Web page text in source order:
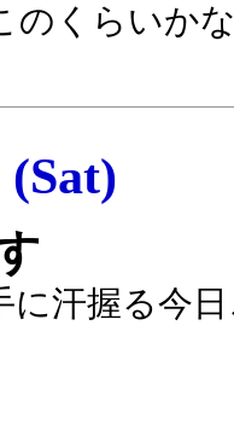
のくらいか
(Sat)
に汗握る今